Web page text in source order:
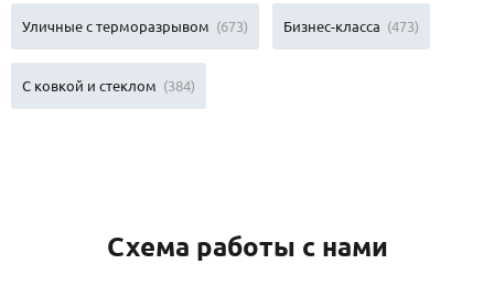
Уличные с терморазрывом (673) Бизнес-класса (473)
С ковкой и стеклом (384)
Схема работы с нами